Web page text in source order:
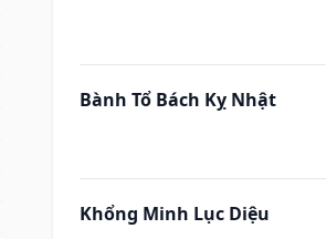
Bành Tổ Bách Kỵ Nhật
Khổng Minh Lục Diệu